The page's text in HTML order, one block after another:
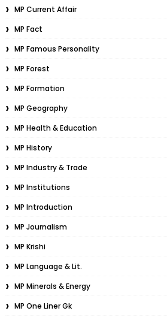
MP Current Affair
MP Fact
MP Famous Personality
MP Forest
MP Formation
MP Geography
MP Health & Education
MP History
MP Industry & Trade
MP Institutions
MP Introduction
MP Journalism
MP Krishi
MP Language & Lit.
MP Minerals & Energy
MP One Liner Gk